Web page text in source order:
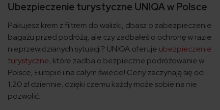
Ubezpieczenie turystyczne UNIQA w Polsce
Pakujesz krem z filtrem do walizki, dbasz o zabezpieczenie
bagażu przed podróżą, ale czy zadbałeś o ochronę w razie
nieprzewidzianych sytuacji? UNIQA oferuje ubezpieczenie
turystyczne, które zadba o bezpieczne podróżowanie w
Polsce, Europie i na całym świecie! Ceny zaczynają się od
1,20 zł dziennie, dzięki czemu każdy może sobie na nie
pozwolić.